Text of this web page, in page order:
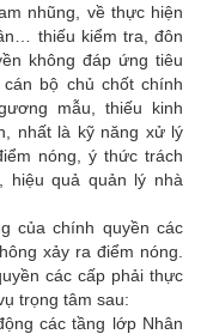
nhũng, về thực hiện
thiếu kiểm tra, đôn
không đáp ứng tiêu
bộ chủ chốt chính
mẫu, thiếu kinh
nhất là kỹ năng xử lý
nóng, ý thức trách
hiệu quả quản lý nhà
của chính quyền các
xảy ra điểm nóng.
các cấp phải thực
trọng tâm sau:
các tầng lớp Nhân